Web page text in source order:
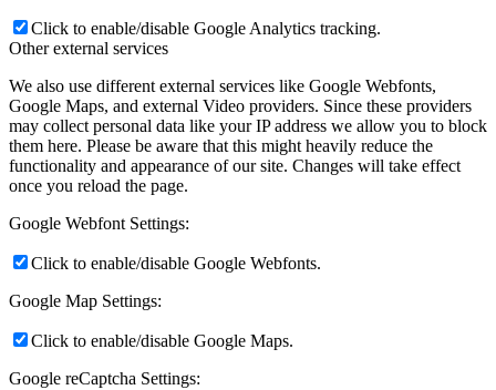
Click to enable/disable Google Analytics tracking.
Other external services
We also use different external services like Google Webfonts,
Google Maps, and external Video providers. Since these providers
may collect personal data like your IP address we allow you to block
them here. Please be aware that this might heavily reduce the
functionality and appearance of our site. Changes will take effect
once you reload the page.
Google Webfont Settings:
Click to enable/disable Google Webfonts.
Google Map Settings:
Click to enable/disable Google Maps.
Google reCaptcha Settings: